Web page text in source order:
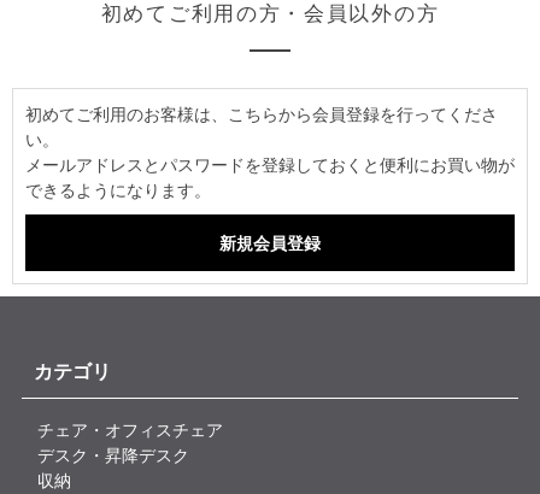
初めてご利用の方・会員以外の方
初めてご利用のお客様は、こちらから会員登録を行ってくださ
い。
メールアドレスとパスワードを登録しておくと便利にお買い物が
できるようになります。
カテゴリ
チェア・オフィスチェア
デスク・昇降デスク
収納